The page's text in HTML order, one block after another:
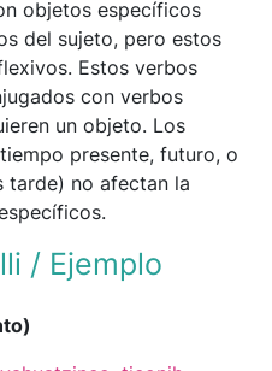
objetos específicos
del sujeto, pero estos
Estos verbos
con verbos
un objeto. Los
presente, futuro, o
tarde) no afectan la
/ Ejemplo